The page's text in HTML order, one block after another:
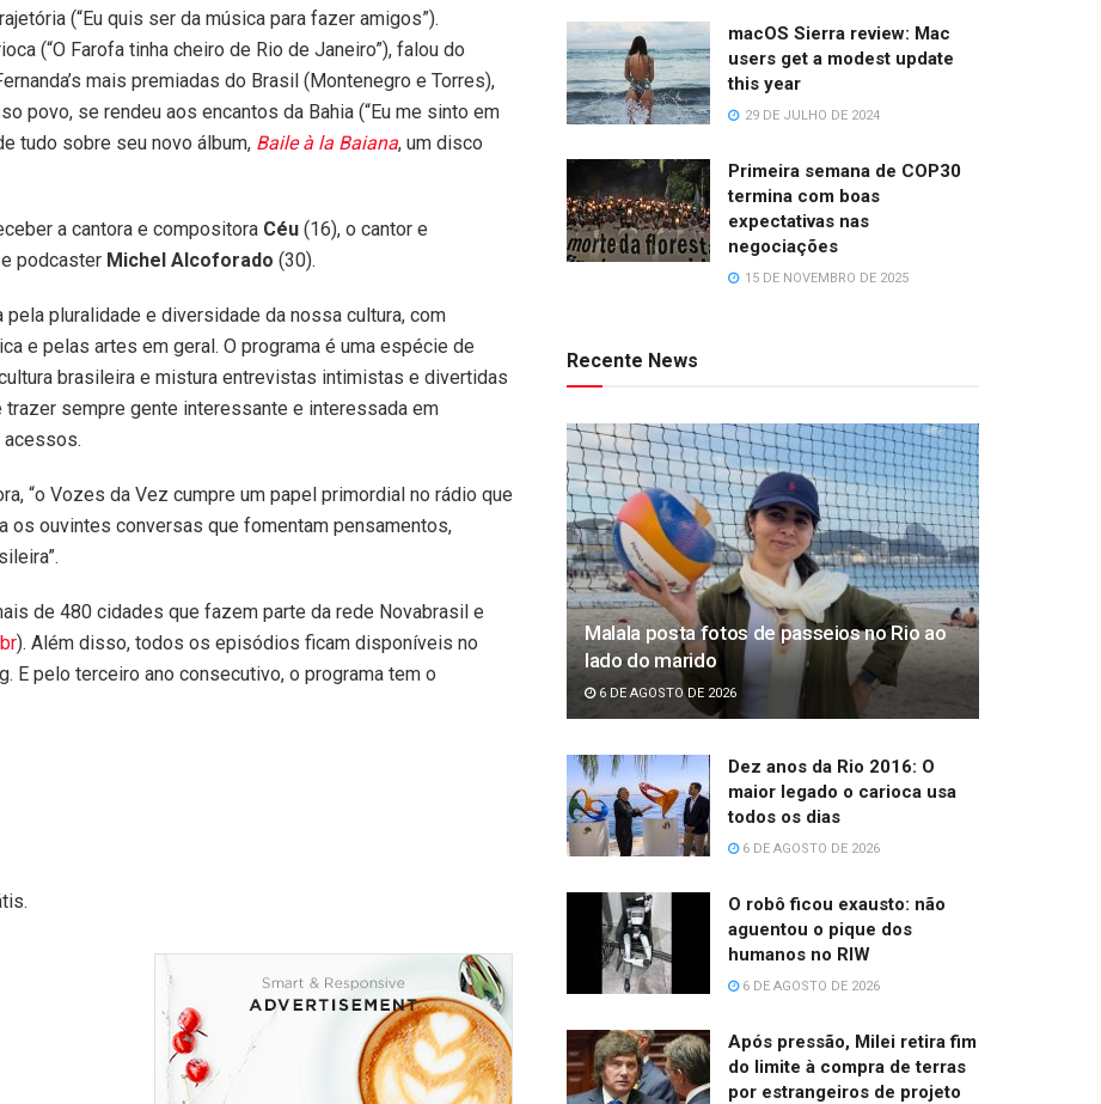
(“Eu quis ser da música para fazer amigos”).
(“O Farofa tinha cheiro de Rio de Janeiro”), falou do
mais premiadas do Brasil (Montenegro e Torres),
povo, se rendeu aos encantos da Bahia (“Eu me sinto em
tudo sobre seu novo álbum, Baile à la Baiana, um disco
a cantora e compositora Céu (16), o cantor e
podcaster Michel Alcoforado (30).
pluralidade e diversidade da nossa cultura, com
e pelas artes em geral. O programa é uma espécie de
brasileira e mistura entrevistas intimistas e divertidas
sempre gente interessante e interessada em
“o Vozes da Vez cumpre um papel primordial no rádio que
os ouvintes conversas que fomentam pensamentos,
de 480 cidades que fazem parte da rede Novabrasil e
). Além disso, todos os episódios ficam disponíveis no
E pelo terceiro ano consecutivo, o programa tem o
macOS Sierra review: Mac
users get a modest update
this year
29 DE JULHO DE 2024
Primeira semana de COP30
termina com boas
expectativas nas
negociações
15 DE NOVEMBRO DE 2025
Recente News
Malala posta fotos de passeios no Rio ao
lado do marido
6 DE AGOSTO DE 2026
Dez anos da Rio 2016: O
maior legado o carioca usa
todos os dias
6 DE AGOSTO DE 2026
O robô ficou exausto: não
aguentou o pique dos
humanos no RIW
6 DE AGOSTO DE 2026
Após pressão, Milei retira fim
do limite à compra de terras
por estrangeiros de projeto